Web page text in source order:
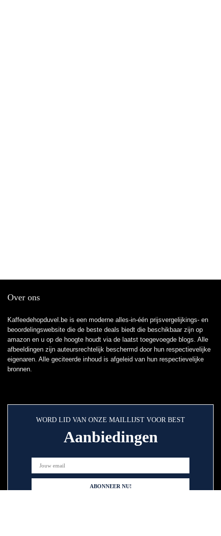
Over ons
Kaffeedehopduvel.be is een moderne alles-in-één prijsvergelijkings- en
beoordelingswebsite die de beste deals biedt die beschikbaar zijn op
amazon en u op de hoogte houdt via de laatst toegevoegde blogs. Alle
afbeeldingen zijn auteursrechtelijk beschermd door hun respectievelijke
eigenaren. Alle geciteerde inhoud is afgeleid van hun respectievelijke
bronnen.
WORD LID VAN ONZE MAILLIJST VOOR BEST
Aanbiedingen